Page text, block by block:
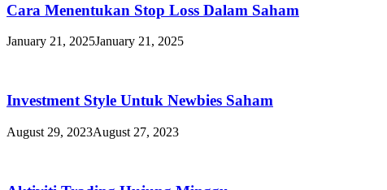
Cara Menentukan Stop Loss Dalam Saham
January 21, 2025January 21, 2025
Investment Style Untuk Newbies Saham
August 29, 2023August 27, 2023